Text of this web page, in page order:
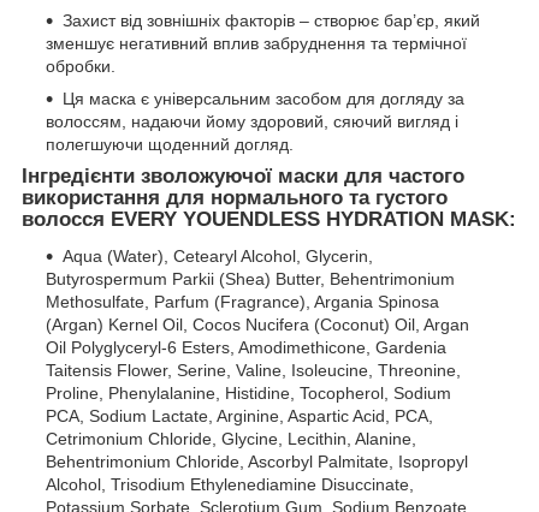
Захист від зовнішніх факторів – створює бар’єр, який
зменшує негативний вплив забруднення та термічної
обробки.
Ця маска є універсальним засобом для догляду за
волоссям, надаючи йому здоровий, сяючий вигляд і
полегшуючи щоденний догляд.
Інгредієнти зволожуючої маски для частого
використання для нормального та густого
волосся EVERY YOUENDLESS HYDRATION MASK:
Aqua (Water), Cetearyl Alcohol, Glycerin,
Butyrospermum Parkii (Shea) Butter, Behentrimonium
Methosulfate, Parfum (Fragrance), Argania Spinosa
(Argan) Kernel Oil, Cocos Nucifera (Coconut) Oil, Argan
Oil Polyglyceryl-6 Esters, Amodimethicone, Gardenia
Taitensis Flower, Serine, Valine, Isoleucine, Threonine,
Proline, Phenylalanine, Histidine, Tocopherol, Sodium
PCA, Sodium Lactate, Arginine, Aspartic Acid, PCA,
Cetrimonium Chloride, Glycine, Lecithin, Alanine,
Behentrimonium Chloride, Ascorbyl Palmitate, Isopropyl
Alcohol, Trisodium Ethylenediamine Disuccinate,
Potassium Sorbate, Sclerotium Gum, Sodium Benzoate,